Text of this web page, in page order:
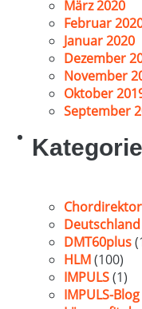
März 2020
Februar
Januar 2020
Dezember
November
Oktober
September
Chordirektor
DMT60plus
HLM(100)
IMPULS(1)
IMPULS-Blog